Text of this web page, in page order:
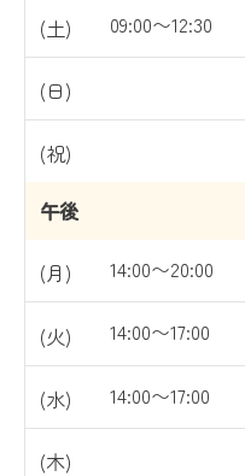
09:00〜12:30
午後
14:00〜20:00
14:00〜17:00
14:00〜17:00